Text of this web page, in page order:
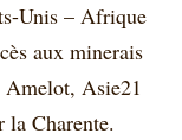
Unis – Afrique
aux minerais
Amelot, Asie21
la Charente.